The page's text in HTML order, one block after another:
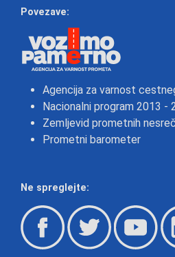
Povezave:
Agencija za varnost
Nacionalni program 2013 -
Zemljevid prometnih nesreč
Prometni barometer
Ne spreglejte: